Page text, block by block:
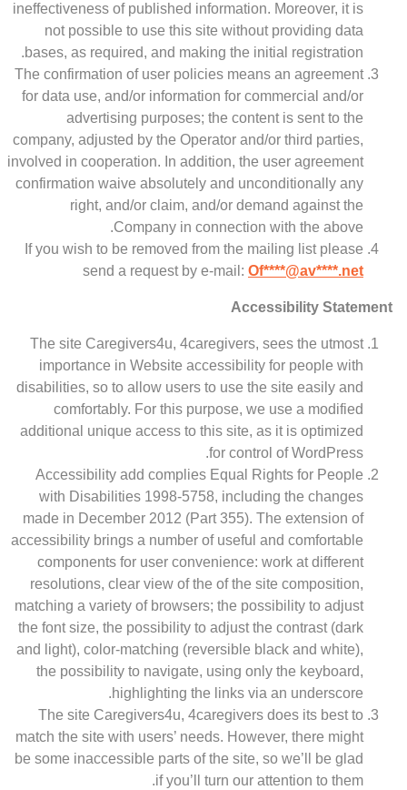
ineffectiveness of published information. Moreover, it is
not possible to use this site without providing data
bases, as required, and making the initial registration.
The confirmation of user policies means an agreement
for data use, and/or information for commercial and/or
advertising purposes; the content is sent to the
company, adjusted by the Operator and/or third parties,
involved in cooperation. In addition, the user agreement
confirmation waive absolutely and unconditionally any
right, and/or claim, and/or demand against the
Company in connection with the above.
If you wish to be removed from the mailing list please
send a request by e-mail: Of****@av****.net
Accessibility Statement
The site Caregivers4u, 4caregivers, sees the utmost
importance in Website accessibility for people with
disabilities, so to allow users to use the site easily and
comfortably. For this purpose, we use a modified
additional unique access to this site, as it is optimized
for control of WordPress.
Accessibility add complies Equal Rights for People
with Disabilities 1998-5758, including the changes
made in December 2012 (Part 355). The extension of
accessibility brings a number of useful and comfortable
components for user convenience: work at different
resolutions, clear view of the of the site composition,
matching a variety of browsers; the possibility to adjust
the font size, the possibility to adjust the contrast (dark
and light), color-matching (reversible black and white),
the possibility to navigate, using only the keyboard,
highlighting the links via an underscore.
The site Caregivers4u, 4caregivers does its best to
match the site with users’ needs. However, there might
be some inaccessible parts of the site, so we’ll be glad
if you’ll turn our attention to them.